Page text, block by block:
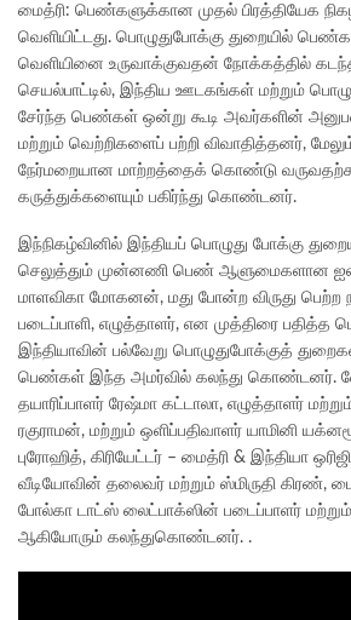
மைத்ரி: பெண்களுக்கான முதல் பிரத்தியேக
வெளியிட்டது. பொழுதுபோக்கு துறையில்
வெளியினை உருவாக்குவதன் நோக்கத்தில்
செயல்பாட்டில், இந்திய ஊடகங்கள் மற்றும்
சேர்ந்த பெண்கள் ஒன்று கூடி அவர்களின்
மற்றும் வெற்றிகளைப் பற்றி விவாதித்தனர்,
நேர்மறையான மாற்றத்தைக் கொண்டு
கருத்துக்களையும் பகிர்ந்து கொண்டனர்.
இந்நிகழ்வினில் இந்தியப் பொழுது போக்கு
செலுத்தும் முன்னணி பெண் ஆளுமைகளான
மாளவிகா மோகனன், மது போன்ற விருது பெற்ற
படைப்பாளி, எழுத்தாளர், என முத்திரை
இந்தியாவின் பல்வேறு பொழுதுபோக்குத்
பெண்கள் இந்த அமர்வில் கலந்து கொண்டனர்.
தயாரிப்பாளர் ரேஷ்மா கட்டாலா, எழுத்தாளர்
ரகுராமன், மற்றும் ஒளிப்பதிவாளர் யாமினி
புரோஹித், கிரியேட்டர் – மைத்ரி & இந்தியா
வீடியோவின் தலைவர் மற்றும் ஸ்மிருதி கிரண்,
போல்கா டாட்ஸ் லைட்பாக்ஸின் படைப்பாளர்
ஆகியோரும் கலந்துகொண்டனர். .